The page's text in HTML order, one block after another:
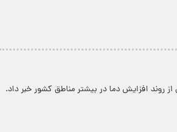
روند افزایش دما در بیشتر مناطق کشور خبر داد.